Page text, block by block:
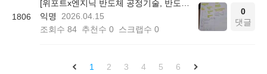
1806
[위포트x엔지닉 반도체 공정기술, 반도체 공정설계] 위포트 반도체 빡공스터디 2일차
익명
2026.04.15
조회수 84 추천수 0 스크랩수 0
0
댓글
1 2 3 4 5 6